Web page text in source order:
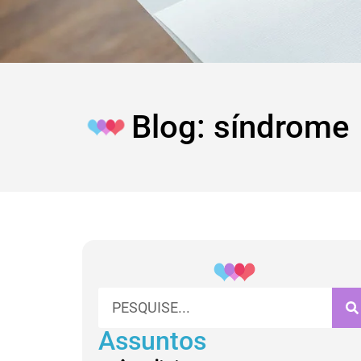
Blog: síndrome
Assuntos